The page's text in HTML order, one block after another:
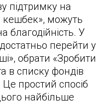
підтримку на
кешбек», можуть
благодійність. У
перейти у
обрати «Зробити
в списку фондів
простий спосіб
найбільше